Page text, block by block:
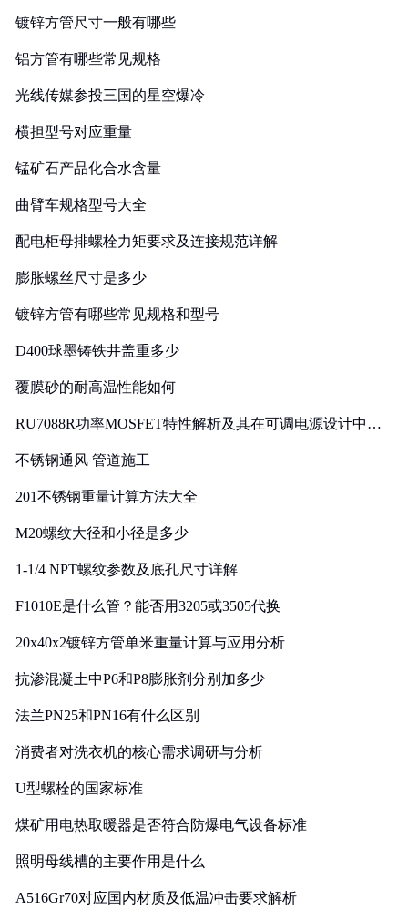
镀锌方管尺寸一般有哪些
铝方管有哪些常见规格
光线传媒参投三国的星空爆冷
横担型号对应重量
锰矿石产品化合水含量
曲臂车规格型号大全
配电柜母排螺栓力矩要求及连接规范详解
膨胀螺丝尺寸是多少
镀锌方管有哪些常见规格和型号
D400球墨铸铁井盖重多少
覆膜砂的耐高温性能如何
RU7088R功率MOSFET特性解析及其在可调电源设计中的
不锈钢通风 管道施工
201不锈钢重量计算方法大全
M20螺纹大径和小径是多少
1-1/4 NPT螺纹参数及底孔尺寸详解
F1010E是什么管？能否用3205或3505代换
20x40x2镀锌方管单米重量计算与应用分析
抗渗混凝土中P6和P8膨胀剂分别加多少
法兰PN25和PN16有什么区别
消费者对洗衣机的核心需求调研与分析
U型螺栓的国家标准
煤矿用电热取暖器是否符合防爆电气设备标准
照明母线槽的主要作用是什么
A516Gr70对应国内材质及低温冲击要求解析